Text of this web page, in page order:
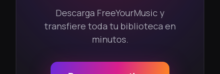
Descarga FreeYourMusic y
transfiere toda tu biblioteca en
minutos.